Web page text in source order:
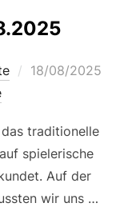
Veröffentlicht
18/08/2025
traditionelle
spielerische
Auf der
wir uns …